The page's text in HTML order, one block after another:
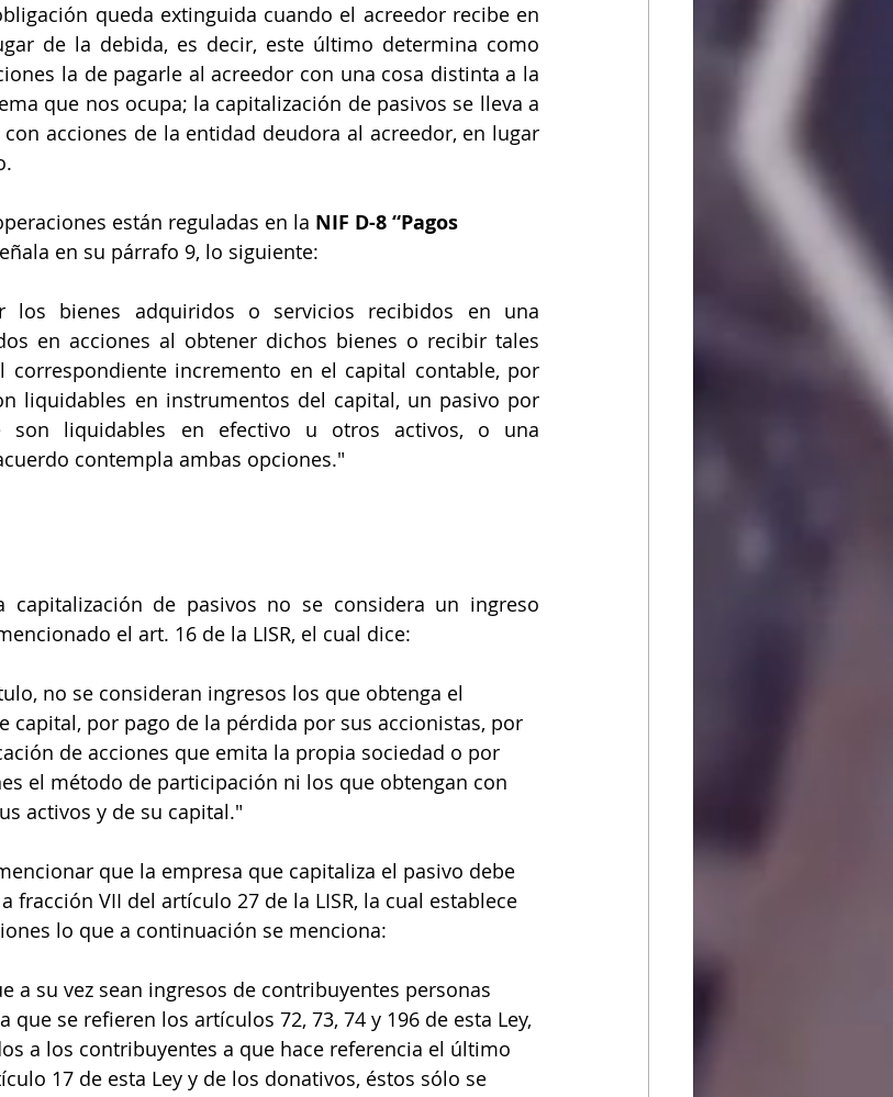
queda extinguida cuando el acreedor recibe en
de la debida, es decir, este último determina como
la de pagarle al acreedor con una cosa distinta a la
que nos ocupa; la capitalización de pasivos se lleva a
acciones de la entidad deudora al acreedor, en lugar
están reguladas en la NIF D-8 “Pagos
en su párrafo 9, lo siguiente:
los bienes adquiridos o servicios recibidos en una
en acciones al obtener dichos bienes o recibir tales
correspondiente incremento en el capital contable, por
liquidables en instrumentos del capital, un pasivo por
son liquidables en efectivo u otros activos, o una
contempla ambas opciones."
capitalización de pasivos no se considera un ingreso
el art. 16 de la LISR, el cual dice:
no se consideran ingresos los que obtenga el
capital, por pago de la pérdida por sus accionistas, por
de acciones que emita la propia sociedad o por
el método de participación ni los que obtengan con
activos y de su capital."
que la empresa que capitaliza el pasivo debe
fracción VII del artículo 27 de la LISR, la cual establece
lo que a continuación se menciona:
a su vez sean ingresos de contribuyentes personas
se refieren los artículos 72, 73, 74 y 196 de esta Ley,
a los contribuyentes a que hace referencia el último
17 de esta Ley y de los donativos, éstos sólo se